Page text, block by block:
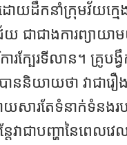
ដោយដឹកនាំក្រុមវ័យក្ម
ជាជាងការព្យាយ
ារក្បែរទីលាន។ គ្រូបង្
ននិយាយថា វាជារឿង
យសារតែទំនាក់ទំនង
ាជាបញ្ហានៃពេលវេ